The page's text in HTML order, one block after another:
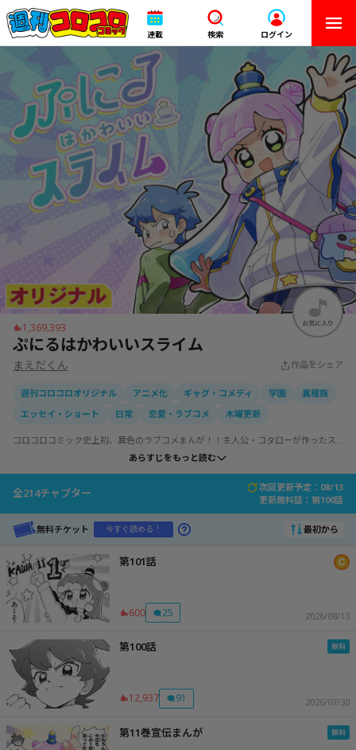
連載 検索 ログイン
1,369,393
ぷにるはかわいいスライム
まえだくん 作品をシェア
週刊コロコロオリジナル アニメ化 ギャグ・コメディ 学園
異種族
エッセイ・ショート
日常 恋愛・ラブコメ 木曜更新
コロコロコミック史上初、異色のラブコメまんが！！主人公・コタローが作ったス
ライムが超絶美少女の姿に大変身！？ぷにるの自由気ままな言動に少年・コタロー
は振り回されっぱなし。毎日愉快なドキドキ生活だ!!
あらすじをもっと読む
全214チャプター
次回更新予定：08/13
更新無料話： 第100話
無料チケット 今すぐ読める！ 最初から
第101話
600 25 2026/08/13
第100話
12,937 91 2026/07/30
第11巻宣伝まんが